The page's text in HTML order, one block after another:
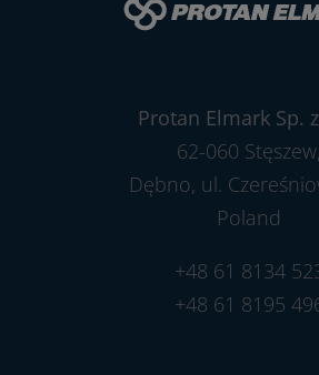
Protan Elmark Sp.
62-060 Stęszew,
Dębno, ul.
Poland
+48 61 8134
+48 61 8195